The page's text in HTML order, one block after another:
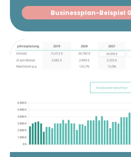
Businessplan-Beispiel